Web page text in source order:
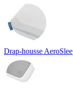
Drap-housse